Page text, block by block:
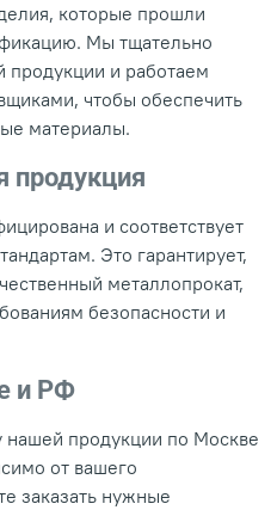
которые прошли
Мы тщательно
продукции и работаем
чтобы обеспечить
материалы.
продукция
и соответствует
Это гарантирует,
металлопрокат,
безопасности и
и РФ
продукции по Москве
от вашего
заказать нужные